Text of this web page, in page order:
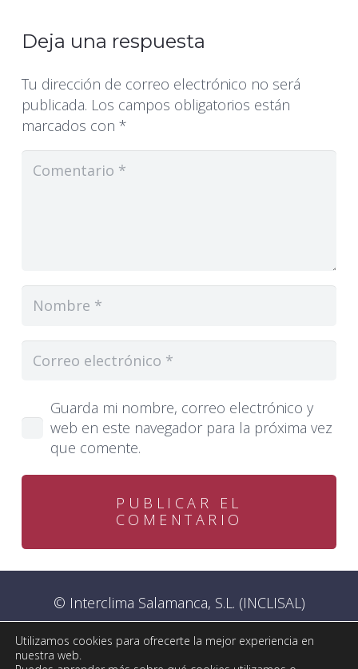
Deja una respuesta
Tu dirección de correo electrónico no será
publicada. Los campos obligatorios están
marcados con *
Guarda mi nombre, correo electrónico y
web en este navegador para la próxima vez
que comente.
PUBLICAR EL
COMENTARIO
© Interclima Salamanca, S.L. (INCLISAL)
Aviso legal–Política de privacidad–Declaración
Utilizamos cookies para ofrecerte la mejor experiencia en
nuestra web.